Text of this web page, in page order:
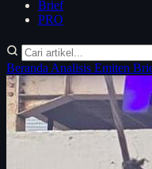
Brief
PRO
Beranda Analisis Emiten